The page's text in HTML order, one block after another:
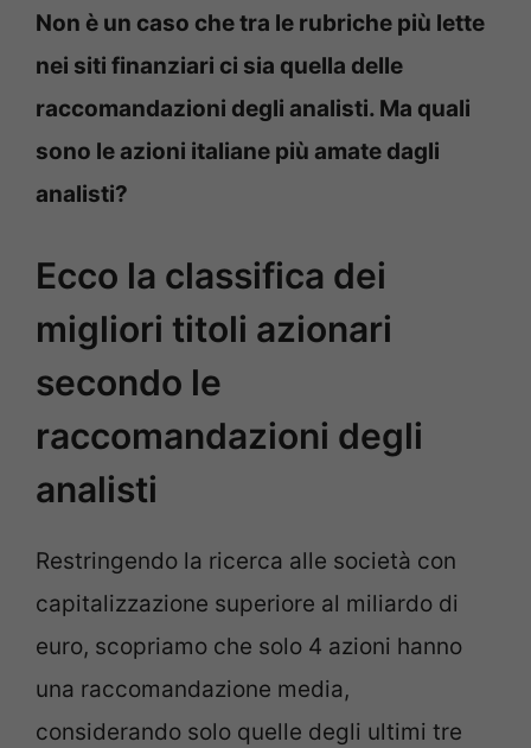
Non è un caso che tra le rubriche più lette
nei siti finanziari ci sia quella delle
raccomandazioni degli analisti. Ma quali
sono le azioni italiane più amate dagli
analisti?
Ecco la classifica dei
migliori titoli azionari
secondo le
raccomandazioni degli
analisti
Restringendo la ricerca alle società con
capitalizzazione superiore al miliardo di
euro, scopriamo che solo 4 azioni hanno
una raccomandazione media,
considerando solo quelle degli ultimi tre